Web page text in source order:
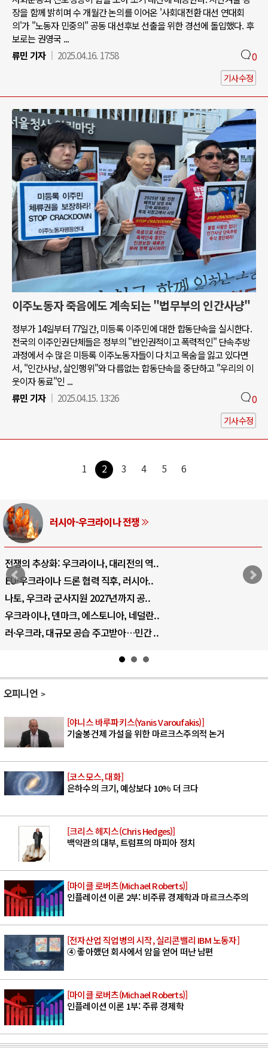
장을 함께 밝히며 수 개월간 논의를 이어온 '사회대전환 대선 연대회
의'가 "노동자 민중의" 공동 대선후보 선출을 위한 경선에 돌입했다. 후
보로는 권영국 ...
류민 기자
2025.04.16. 17:58 0
기사수정
이주노동자 죽음에도 계속되는 "법무부의 인간사냥"
정부가 14일부터 77일간, 미등록 이주민에 대한 합동단속을 실시한다.
전국의 이주인권단체들은 정부의 "반인권적이고 폭력적인" 단속추방
과정에서 수 많은 미등록 이주노동자들이 다치고 목숨을 잃고 있다면
서, "인간사냥, 살인행위"와 다름없는 합동단속을 중단하고 "우리의 이
웃이자 동료"인 ...
류민 기자
2025.04.15. 13:26 0
기사수정
1 2 3 4 5 6
러시아-우크라이나 전쟁
전쟁의 추상화: 우크라이나, 대리전의 역..
EU·우크라이나 드론 협력 직후, 러시아..
나토, 우크라 군사지원 2027년까지 공..
우크라이나, 덴마크, 에스토니아, 네덜란..
러·우크라, 대규모 공습 주고받아…민간 ..
오피니언
[야니스 바루파키스(Yanis Varoufakis)]
기술봉건제 가설을 위한 마르크스주의적 논거
[코스모스, 대화]
은하수의 크기, 예상보다 10% 더 크다
[크리스 헤지스(Chris Hedges)]
백악관의 대부, 트럼프의 마피아 정치
[마이클 로버츠(Michael Roberts)]
인플레이션 이론 2부: 비주류 경제학과 마르크스주의
[전자산업 직업병의 시작, 실리콘밸리 IBM 노동자]
④ 좋아했던 회사에서 암을 얻어 떠난 남편
[마이클 로버츠(Michael Roberts)]
인플레이션 이론 1부: 주류 경제학